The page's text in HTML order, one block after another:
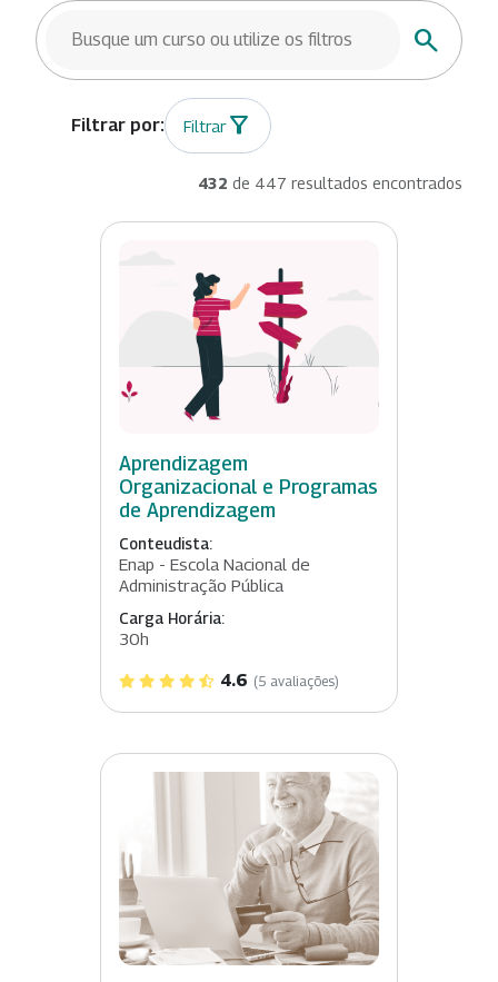
BUSCAR CURSOS
Buscar
Filtrar
432 de 447 resultados encontrados
Aprendizagem
Organizacional e Programas
de Aprendizagem
Conteudista:
Enap - Escola Nacional de
Administração Pública
Carga Horária:
30h
4.6 (5 avaliações)